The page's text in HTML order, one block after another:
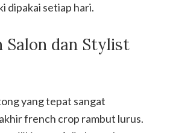
dipakai setiap hari.
Salon dan Stylist
yang tepat sangat
french crop rambut lurus.